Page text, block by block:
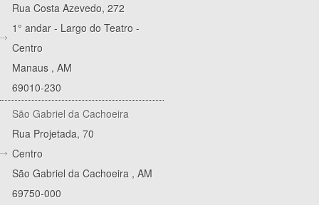
Rua Costa Azevedo, 272
1° andar - Largo do Teatro -
Centro
Manaus , AM
69010-230
São Gabriel da Cachoeira
Rua Projetada, 70
Centro
São Gabriel da Cachoeira , AM
69750-000